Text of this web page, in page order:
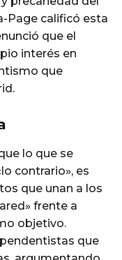
Page calificó esta
que el
interés en
que
lo que se
contrario», es
que unan a los
frente a
objetivo.
que